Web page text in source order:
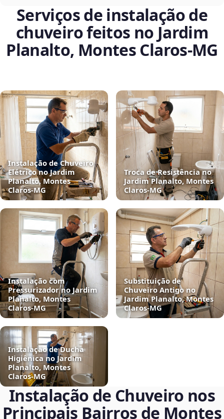
Serviços de instalação de
chuveiro feitos no Jardim
Planalto, Montes Claros‑MG
Instalação de Chuveiro
Elétrico no Jardim
Planalto, Montes
Claros‑MG
Troca de Resistência no
Jardim Planalto, Montes
Claros‑MG
Instalação com
Pressurizador no Jardim
Planalto, Montes
Claros‑MG
Substituição de
Chuveiro Antigo no
Jardim Planalto, Montes
Claros‑MG
Instalação de Ducha
Higiênica no Jardim
Planalto, Montes
Claros‑MG
Instalação de Chuveiro nos
Principais Bairros de Montes